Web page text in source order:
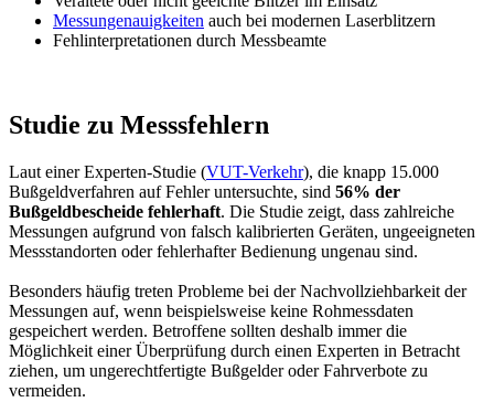
Messungenauigkeiten auch bei modernen Laserblitzern
Fehlinterpretationen durch Messbeamte
Studie zu Messsfehlern
Laut einer Experten-Studie (VUT-Verkehr), die knapp 15.000
Bußgeldverfahren auf Fehler untersuchte, sind 56% der
Bußgeldbescheide fehlerhaft. Die Studie zeigt, dass zahlreiche
Messungen aufgrund von falsch kalibrierten Geräten, ungeeigneten
Messstandorten oder fehlerhafter Bedienung ungenau sind.
Besonders häufig treten Probleme bei der Nachvollziehbarkeit der
Messungen auf, wenn beispielsweise keine Rohmessdaten
gespeichert werden. Betroffene sollten deshalb immer die
Möglichkeit einer Überprüfung durch einen Experten in Betracht
ziehen, um ungerechtfertigte Bußgelder oder Fahrverbote zu
vermeiden.